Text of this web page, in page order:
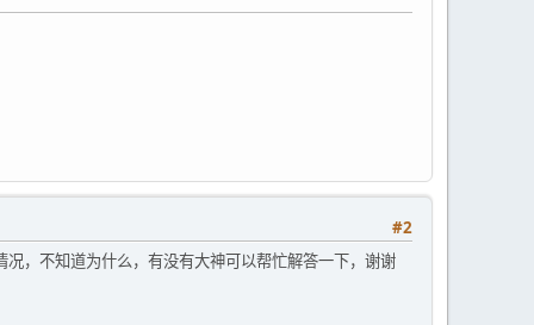
#2
，不知道为什么，有没有大神可以帮忙解答一下，谢谢